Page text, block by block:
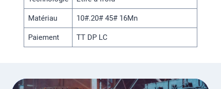
Matériau 10#.20# 45# 16Mn
Paiement TT DP LC